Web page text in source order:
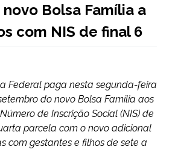
Bolsa Família a
com NIS de final 6
Federal paga nesta segunda-feira
do novo Bolsa Família aos
de Inscrição Social (NIS) de
parcela com o novo adicional
com gestantes e filhos de sete a